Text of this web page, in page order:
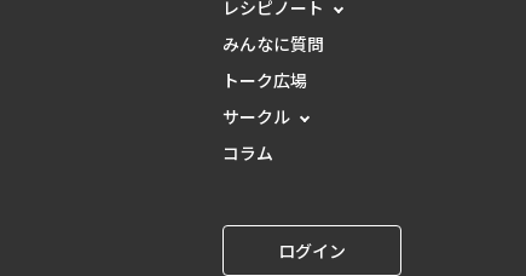
レシピノート
みんなに質問
トーク広場
サークル
コラム
ログイン